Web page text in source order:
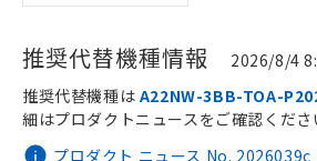
推奨代替機種情報 2026/8/4
プロダクト ニュース No. 2026039c
推奨代替機種は A22NW-3BB-TOA-
細はプロダクトニュースをご確認くださ